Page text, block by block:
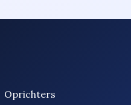
Oprichters